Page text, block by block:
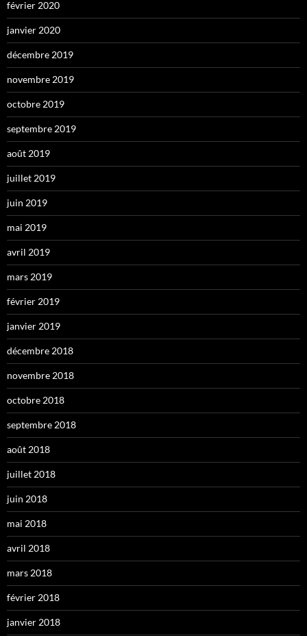
février 2020
janvier 2020
décembre 2019
novembre 2019
octobre 2019
septembre 2019
août 2019
juillet 2019
juin 2019
mai 2019
avril 2019
mars 2019
février 2019
janvier 2019
décembre 2018
novembre 2018
octobre 2018
septembre 2018
août 2018
juillet 2018
juin 2018
mai 2018
avril 2018
mars 2018
février 2018
janvier 2018